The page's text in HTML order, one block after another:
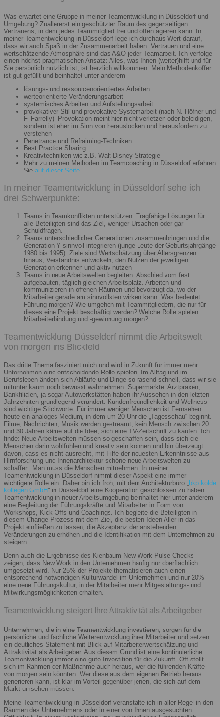
Was erwartet eine Gruppe in meiner Teamentwicklung in Düsseldorf und
Umgebung? Zuallererst ein geschützter Raum des gegenseitigen
Vertrauens, in dem jedes Teammitglied frei und offen agieren kann. In
meiner Teamentwicklung in Düsseldorf lege ich durchaus Wert darauf,
dass wir auch Spaß in der Zusammenarbeit haben. Vertrauen und eine
wertschätzende Atmosphäre sind das A&O jeder Teamarbeit. Ich verfolge
einen höchst pragmatischen Ansatz: Alles, was Ihnen (weiter)hilft und für
Sie persönlich nützlich ist, ist herzlich willkommen. Mein Methodenkoffer
ist gut gefüllt und beinhaltet unter anderem
lösungs- und ressourcenorientiertes Arbeiten
werteorientierte Veränderungsarbeit
systemisches Arbeiten und Aufstellungsarbeit
provokativer Stil und provokative Systemarbeit (nach N. Höfner und
F. Farrelly). Provokation meint hier nicht verletzen oder beleidigen,
sondern ist eher im Sinn von herauslocken und herausfordern zu
verstehen
Penetrance und Refraiming-Techniken
Best Practice Sharing
Kreativtechniken wie z.B. Walt-Disney-Strategie
Mehr zu meinen Methoden im Teamcoaching in Düsseldorf erfahren
Sie auf dieser Seite.
In meiner Teamentwicklung in Düsseldorf sehe ich
drei Schwerpunkte:
Teams in Teamkonflikten unterstützen. Tragfähige Lösungen für
alle Beteiligten sind das Ziel, weniger Ursachen oder gar
Schuldfragen.
Teams unterschiedlicher Generationen zusammenbringen und die
Generation Y sinnvoll integrieren (junge Leute der Geburtsjahrgänge
1980 bis 1995). Ziele sind Wertschätzung über Altersgrenzen
hinaus, Verständnis entwickeln, den Nutzen der jeweiligen
Generation erkennen und aktiv nutzen
Teams in neue Arbeitswelten begleiten. Abschied vom fest
aufgebauten, täglich gleichen Arbeitsplatz. Arbeiten und
kommunizieren in offenen Räumen und bevorzugt da, wo der
Mitarbeiter gerade am sinnvollsten wirken kann. Was bedeutet
Führung morgen? Wie umgehen mit Teammitgliedern, die nur für
dieses eine Projekt beschäftigt werden? Welche Rolle spielen
Mitarbeiterbindung und -gewinnung morgen?
Teamentwicklung Düsseldorf nimmt die Arbeitswelt
von morgen ins Blickfeld
Das dritte Thema fasziniert mich und wird in Zukunft für immer mehr
Unternehmen eine entscheidende Rolle spielen. Im Alltag und im
Berufsleben ändern sich Abläufe und Dinge so rasend schnell, dass wir sie
mitunter kaum noch bewusst wahrnehmen. Supermärkte, Arztpraxen,
Bankfilialen, ja sogar Autowerkstätten haben ihr Aussehen in den letzten
Jahrzehnten grundlegend verändert. Kundenfreundlichkeit und Wellness
sind wichtige Stichworte. Für immer weniger Menschen ist Fernsehen
heute ein analoges Medium, in dem um 20 Uhr die „Tagesschau“ beginnt.
Filme, Nachrichten, Musik werden gestreamt, kein Mensch zwischen 20
und 30 Jahren käme auf die Idee, sich eine TV-Zeitschrift zu kaufen. Ich
finde: Neue Arbeitswelten müssen so geschaffen sein, dass sich die
Menschen darin wohlfühlen und kreativ sein können und bin überzeugt
davon, dass es nicht ausreicht, mit Hilfe der neuesten Erkenntnisse aus
Hirnforschung und Innenarchitektur schöne neue Arbeitswelten zu
schaffen. Man muss die Menschen mitnehmen. In meiner
Teamentwicklung in Düsseldorf nimmt dieser Aspekt eine immer
wichtigere Rolle ein. Daher bin ich froh, mit dem Architekturbüro „bkp kolde
kollegen GmbH“ in Düsseldorf eine Kooperation geschlossen zu haben.
Teamentwicklung in neuer Arbeitsumgebung beinhaltet hier unter anderem
eine Begleitung der Führungskräfte und Mitarbeiter in Form von
Workshops, Kick-Offs und Coachings. Ich begleite die Beteiligten in
diesem Change-Prozess mit dem Ziel, die besten Ideen Aller in das
Projekt einfließen zu lassen, die Akzeptanz der anstehenden
Veränderungen zu erhöhen und die Identifikation mit dem Unternehmen zu
steigern.
Denn auch die Ergebnisse des Kienbaum New Work Pulse Checks
zeigen, dass New Work in den Unternehmen häufig nur oberflächlich
umgesetzt wird. Nur 25% der Projekte thematisieren auch einen
entsprechend notwendigen Kulturwandel im Unternehmen und nur 20%
eine neue Führungskultur, in der Mitarbeiter mehr Mitgestaltungs- und
Mitwirkungsmöglichkeiten erhalten.
Teamentwicklung steigert Ihre Attraktivität als Arbeitgeber
Unternehmen, die in eine Teamentwicklung investieren, sorgen für die
persönliche und fachliche Weiterentwicklung ihrer Mitarbeiter und setzen
ein deutliches Statement mit Blick auf Mitarbeiterwertschätzung und
Attraktivität als Arbeitgeber. Aus diesem Grund ist eine kontinuierliche
Teamentwicklung immer eine gute Investition für die Zukunft. Oft stellt
sich im Rahmen der Maßnahme auch heraus, wer die führenden Kräfte
von morgen sein könnten. Wer diese aus dem eigenen Betrieb heraus
generieren kann, ist klar im Vorteil gegenüber jenen, die sich auf dem
Markt umsehen müssen.
Meine Teamentwicklung in Düsseldorf veranstalte ich in aller Regel in den
Räumen des Unternehmens oder in einer von Ihnen ausgesuchten